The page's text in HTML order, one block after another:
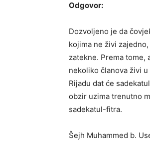
Odgovor:
Dozvoljeno je da
kojima ne živi
zatekne. Prema tome,
nekoliko članova živi
Rijadu dat će
obzir uzima trenutno
sadekatul-fitra.
Šejh Muhammed b.